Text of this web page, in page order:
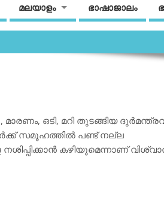
മലയാളം ഭാഷാജാലം
ഒടി, മറി തുടങ്ങിയ
സമൂഹത്തില്‍ പണ്ട് നല്ല
കഴിയുമെന്നാണ്